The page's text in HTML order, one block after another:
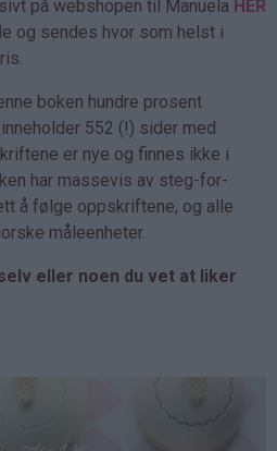
på webshopen til Manuela HER
og sendes hvor som helst i
boken hundre prosent
552 (!) sider med
er nye og finnes ikke i
har massevis av steg-for-
å følge oppskriftene, og alle
måleenheter.
eller noen du vet at liker